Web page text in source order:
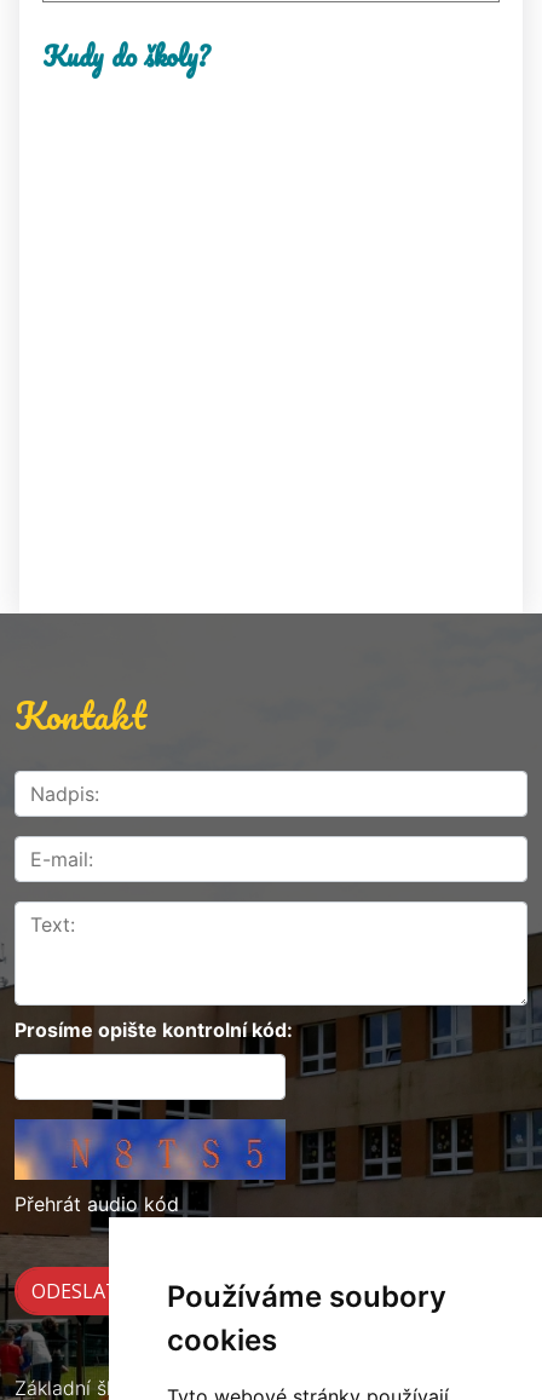
Používáme soubory
cookies
Kudy do školy?
Kontakt
Prosíme opište kontrolní kód:
Přehrát audio kód
Základní škola Cerekvice nad Loučnou